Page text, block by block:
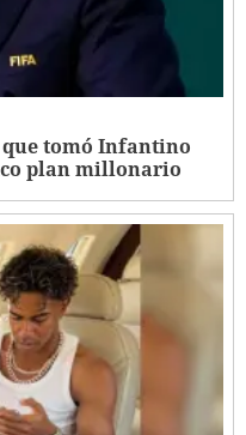
que tomó Infantino
plan millonario